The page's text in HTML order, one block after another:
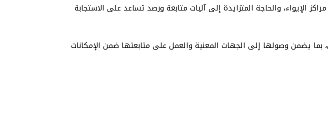
الإيواء، والحاجة المتزايدة إلى آليات متابعة ورصد تساعد على الاستجابة
يضمن وصولها إلى الجهات المعنية والعمل على متابعتها ضمن الإمكانات